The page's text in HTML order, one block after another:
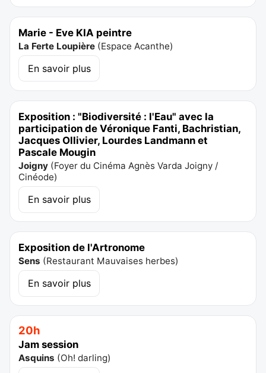
Marie - Eve KIA peintre
La Ferte Loupière (Espace Acanthe)
En savoir plus
Exposition : "Biodiversité : l'Eau" avec la
participation de Véronique Fanti, Bachristian,
Jacques Ollivier, Lourdes Landmann et
Pascale Mougin
Joigny (Foyer du Cinéma Agnès Varda Joigny /
Cinéode)
En savoir plus
Exposition de l'Artronome
Sens (Restaurant Mauvaises herbes)
En savoir plus
20h
Jam session
Asquins (Oh! darling)